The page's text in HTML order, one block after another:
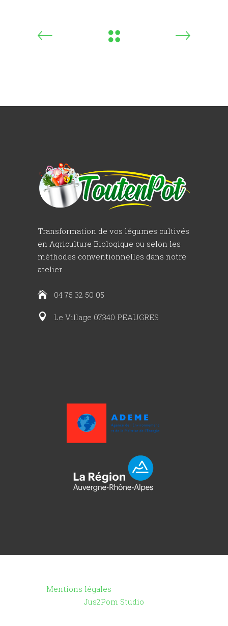
Transformation de vos légumes cultivés
en Agriculture Biologique ou selon les
méthodes conventionnelles dans notre
atelier
04 75 32 50 05
Le Village 07340 PEAUGRES
Mentions légales
Jus2Pom Studio